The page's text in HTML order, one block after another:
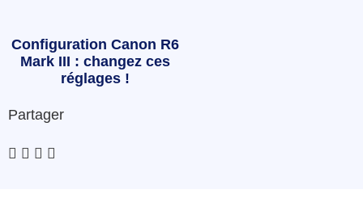
Configuration Canon R6
Mark III : changez ces
réglages !
Partager